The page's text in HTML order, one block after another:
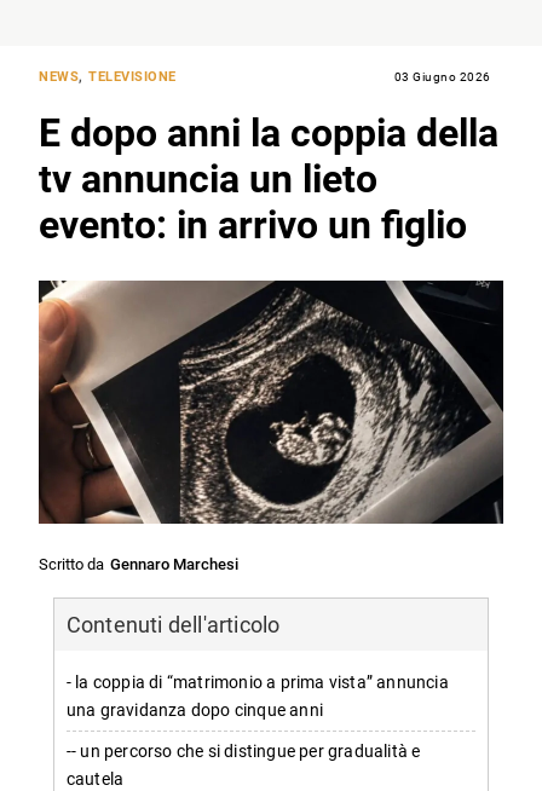
NEWS,TELEVISIONE 03 Giugno 2026
E dopo anni la coppia della
tv annuncia un lieto
evento: in arrivo un figlio
Scritto da Gennaro Marchesi
Contenuti dell'articolo
- la coppia di “matrimonio a prima vista” annuncia
una gravidanza dopo cinque anni
-- un percorso che si distingue per gradualità e
cautela